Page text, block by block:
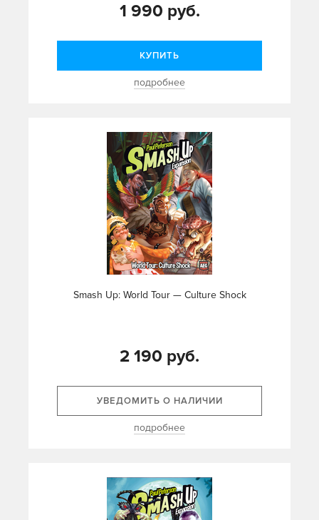
1 990 руб.
КУПИТЬ
подробнее
Smash Up: World Tour — Culture Shock
2 190 руб.
УВЕДОМИТЬ О НАЛИЧИИ
подробнее